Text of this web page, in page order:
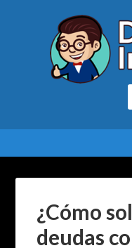
¿Cómo
deudas